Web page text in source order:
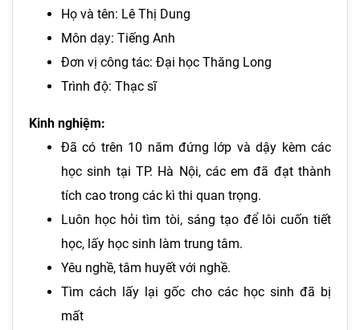
Họ và tên: Lê Thị Dung
Môn dạy: Tiếng Anh
Đơn vị công tác: Đại học Thăng Long
Trình độ: Thạc sĩ
Kinh nghiệm:
Đã có trên 10 năm đứng lớp và dậy kèm các
học sinh tại TP. Hà Nội, các em đã đạt thành
tích cao trong các kì thi quan trọng.
Luôn học hỏi tìm tòi, sáng tạo để lôi cuốn tiết
học, lấy học sinh làm trung tâm.
Yêu nghề, tâm huyết với nghề.
Tìm cách lấy lại gốc cho các học sinh đã bị
mất